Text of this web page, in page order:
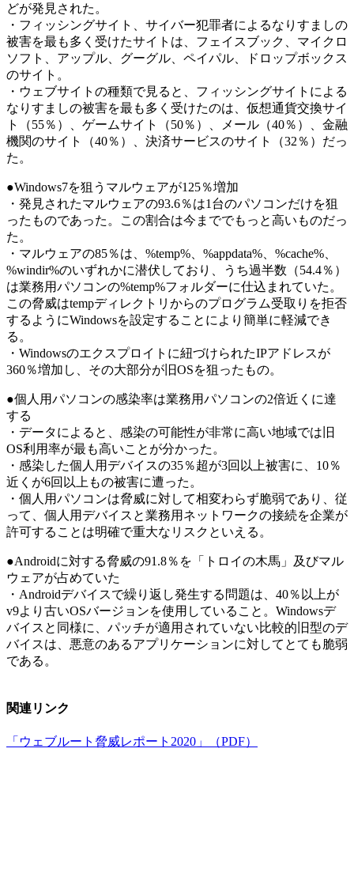
どが発見された。
・フィッシングサイト、サイバー犯罪者によるなりすましの
被害を最も多く受けたサイトは、フェイスブック、マイクロ
ソフト、アップル、グーグル、ペイパル、ドロップボックス
のサイト。
・ウェブサイトの種類で見ると、フィッシングサイトによる
なりすましの被害を最も多く受けたのは、仮想通貨交換サイ
ト（55％）、ゲームサイト（50％）、メール（40％）、金融
機関のサイト（40％）、決済サービスのサイト（32％）だっ
た。
●Windows7を狙うマルウェアが125％増加
・発見されたマルウェアの93.6％は1台のパソコンだけを狙
ったものであった。この割合は今まででもっと高いものだっ
た。
・マルウェアの85％は、%temp%、%appdata%、%cache%、
%windir%のいずれかに潜伏しており、うち過半数（54.4％）
は業務用パソコンの%temp%フォルダーに仕込まれていた。
この脅威はtempディレクトリからのプログラム受取りを拒否
するようにWindowsを設定することにより簡単に軽減でき
る。
・Windowsのエクスプロイトに紐づけられたIPアドレスが
360％増加し、その大部分が旧OSを狙ったもの。
●個人用パソコンの感染率は業務用パソコンの2倍近くに達
する
・データによると、感染の可能性が非常に高い地域では旧
OS利用率が最も高いことが分かった。
・感染した個人用デバイスの35％超が3回以上被害に、10％
近くが6回以上もの被害に遭った。
・個人用パソコンは脅威に対して相変わらず脆弱であり、従
って、個人用デバイスと業務用ネットワークの接続を企業が
許可することは明確で重大なリスクといえる。
●Androidに対する脅威の91.8％を「トロイの木馬」及びマル
ウェアが占めていた
・Androidデバイスで繰り返し発生する問題は、40％以上が
v9より古いOSバージョンを使用していること。Windowsデ
バイスと同様に、パッチが適用されていない比較的旧型のデ
バイスは、悪意のあるアプリケーションに対してとても脆弱
である。
関連リンク
「ウェブルート脅威レポート2020」（PDF）